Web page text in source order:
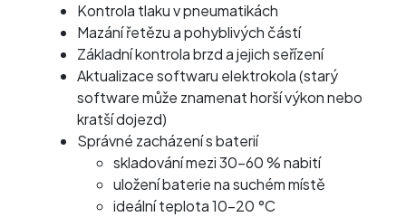
Kontrola tlaku v pneumatikách
Mazání řetězu a pohyblivých částí
Základní kontrola brzd a jejich seřízení
Aktualizace softwaru elektrokola (starý
software může znamenat horší výkon nebo
kratší dojezd)
Správné zacházení s baterií
skladování mezi 30–60 % nabití
uložení baterie na suchém místě
ideální teplota 10–20 °C